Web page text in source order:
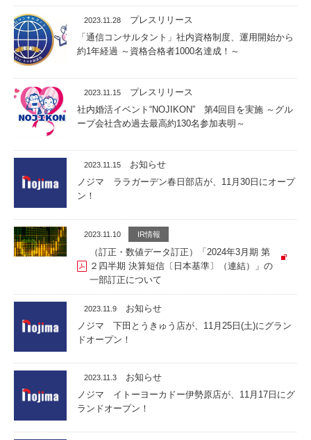
2023.11.28
プレスリリース
「通信コンサルタント」社内資格制度、運用開始から
約1年経過 ～資格合格者1000名達成！～
2023.11.15
プレスリリース
社内婚活イベント“NOJIKON” 第4回目を実施 ～グル
ープ会社含め過去最高約130名参加表明～
2023.11.15
お知らせ
ノジマ ララガーデン春日部店が、11月30日にオープ
ン！
2023.11.10 IR情報
（訂正・数値データ訂正）「2024年3月期 第
２四半期 決算短信〔日本基準〕（連結）」の
一部訂正について
2023.11.9
お知らせ
ノジマ 下田とうきゅう店が、11月25日(土)にグラン
ドオープン！
2023.11.3
お知らせ
ノジマ イトーヨーカドー伊勢原店が、11月17日にグ
ランドオープン！